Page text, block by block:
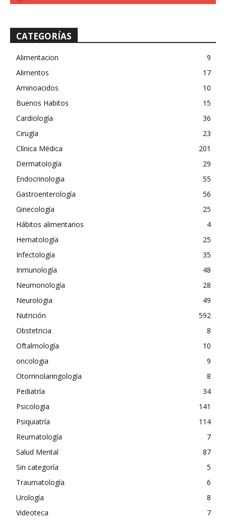
CATEGORÍAS
Alimentacion
9
Alimentos
17
Aminoacidos
10
Buenos Habitos
15
Cardiología
36
Cirugía
23
Clínica Médica
201
Dermatología
29
Endocrinologia
55
Gastroenterología
56
Ginecología
25
Hábitos alimentarios
4
Hematología
25
Infectología
35
Inmunología
48
Neumonología
28
Neurologia
49
Nutrición
592
Obstetricia
8
Oftalmología
10
oncologia
9
Otorrinolaringología
8
Pediatría
34
Psicologia
141
Psiquiatría
114
Reumatología
7
Salud Mental
87
Sin categoría
5
Traumatología
6
Urología
8
Videoteca
7